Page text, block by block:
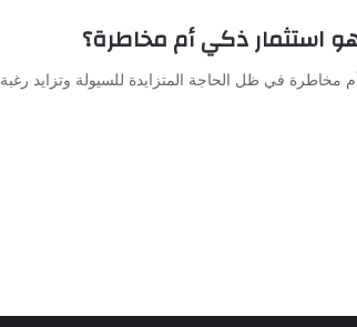
استثمار ذكي أم مخاطرة؟
في ظل الحاجة المتزايدة للسيولة وتزايد